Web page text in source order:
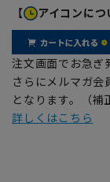
【 アイコンにつ
注文画面でお急ぎ
さらにメルマガ
となります。（補
詳しくはこちら